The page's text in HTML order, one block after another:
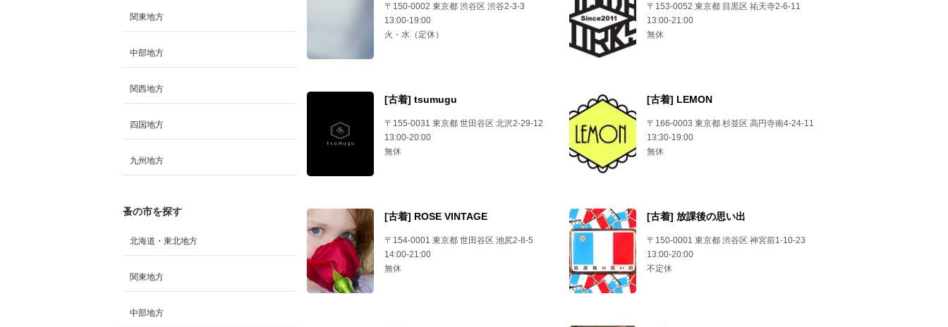
〒150-0002 東京都 渋谷区 渋谷2-3-3
13:00-19:00
火・水（定休）
〒153-0052 東京都 目黒区 祐天寺2-6-11
13:00-21:00
無休
[古着] tsumugu
〒155-0031 東京都 世田谷区 北沢2-29-12
13:00-20:00
無休
[古着] LEMON
〒166-0003 東京都 杉並区 高円寺南4-24-11
13:30-19:00
無休
[古着] ROSE VINTAGE
〒154-0001 東京都 世田谷区 池尻2-8-5
14:00-21:00
無休
[古着] 放課後の思い出
〒150-0001 東京都 渋谷区 神宮前1-10-23
13:00-20:00
不定休
関東地方
中部地方
関西地方
四国地方
九州地方
蚤の市を探す
北海道・東北地方
関東地方
中部地方